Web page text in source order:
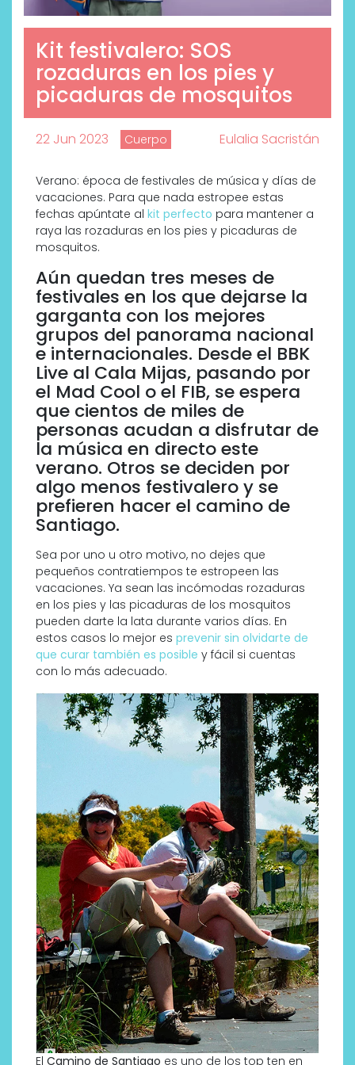
Kit festivalero: SOS
rozaduras en los pies y
picaduras de mosquitos
22 Jun 2023 Cuerpo Eulalia Sacristán
Verano: época de festivales de música y días de
vacaciones. Para que nada estropee estas
fechas apúntate al kit perfecto para mantener a
raya las rozaduras en los pies y picaduras de
mosquitos.
Aún quedan tres meses de
festivales en los que dejarse la
garganta con los mejores
grupos del panorama nacional
e internacionales. Desde el BBK
Live al Cala Mijas, pasando por
el Mad Cool o el FIB, se espera
que cientos de miles de
personas acudan a disfrutar de
la música en directo este
verano. Otros se deciden por
algo menos festivalero y se
prefieren hacer el camino de
Santiago.
Sea por uno u otro motivo, no dejes que
pequeños contratiempos te estropeen las
vacaciones. Ya sean las incómodas rozaduras
en los pies y las picaduras de los mosquitos
pueden darte la lata durante varios días. En
estos casos lo mejor es prevenir sin olvidarte de
que curar también es posible y fácil si cuentas
con lo más adecuado.
El Camino de Santiago es uno de los top ten en